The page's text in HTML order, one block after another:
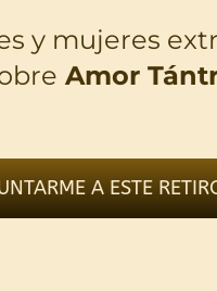
y mujeres
Amor
A ESTE